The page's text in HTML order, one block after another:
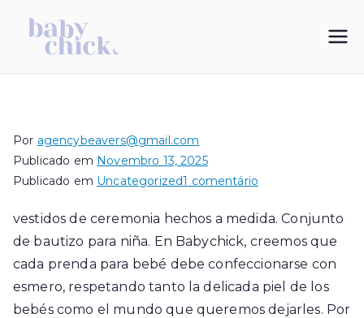
conteúdo
Por agencybeavers@gmail.com
Publicado em Novembro 13, 2025
Publicado em Uncategorized1 comentário
de
ceremonia
hechos
a
medida
vestidos de ceremonia hechos a medida. Conjunto
de bautizo para niña. En Babychick, creemos que
cada prenda para bebé debe confeccionarse con
esmero, respetando tanto la delicada piel de los
bebés como el mundo que queremos dejarles. Por